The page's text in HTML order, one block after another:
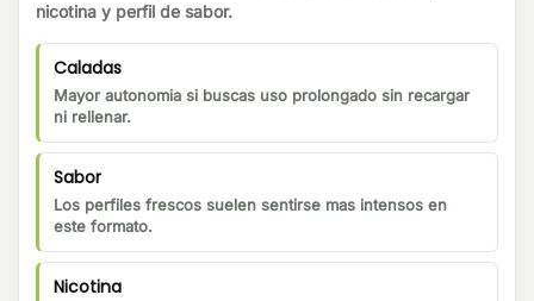
nicotina y perfil de sabor.
Caladas
Mayor autonomia si buscas uso prolongado sin recargar
ni rellenar.
Sabor
Los perfiles frescos suelen sentirse mas intensos en
este formato.
Nicotina